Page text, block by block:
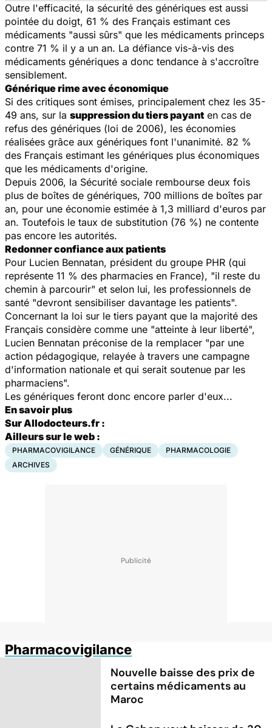
Outre l'efficacité, la sécurité des génériques est aussi
pointée du doigt, 61 % des Français estimant ces
médicaments "aussi sûrs" que les médicaments princeps
contre 71 % il y a un an. La défiance vis-à-vis des
médicaments génériques a donc tendance à s'accroître
sensiblement.
Générique rime avec économique
Si des critiques sont émises, principalement chez les 35-
49 ans, sur la suppression du tiers payant en cas de
refus des génériques (loi de 2006), les économies
réalisées grâce aux génériques font l'unanimité. 82 %
des Français estimant les génériques plus économiques
que les médicaments d'origine.
Depuis 2006, la Sécurité sociale rembourse deux fois
plus de boîtes de génériques, 700 millions de boîtes par
an, pour une économie estimée à 1,3 milliard d'euros par
an. Toutefois le taux de substitution (76 %) ne contente
pas encore les autorités.
Redonner confiance aux patients
Pour Lucien Bennatan, président du groupe PHR (qui
représente 11 % des pharmacies en France), "il reste du
chemin à parcourir" et selon lui, les professionnels de
santé "devront sensibiliser davantage les patients".
Concernant la loi sur le tiers payant que la majorité des
Français considère comme une "atteinte à leur liberté",
Lucien Bennatan préconise de la remplacer "par une
action pédagogique, relayée à travers une campagne
d'information nationale et qui serait soutenue par les
pharmaciens".
Les génériques feront donc encore parler d'eux...
En savoir plus
Sur Allodocteurs.fr :
Ailleurs sur le web :
PHARMACOVIGILANCE GÉNÉRIQUE
PHARMACOLOGIE
ARCHIVES
Pharmacovigilance
Nouvelle baisse des prix de
certains médicaments au
Maroc